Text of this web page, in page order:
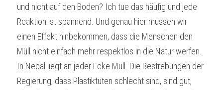
und nicht auf den Boden? Ich tue das häufig und jede
Reaktion ist spannend. Und genau hier müssen wir
einen Effekt hinbekommen, dass die Menschen den
Müll nicht einfach mehr respektlos in die Natur werfen.
In Nepal liegt an jeder Ecke Müll. Die Bestrebungen der
Regierung, dass Plastiktüten schlecht sind, sind gut,